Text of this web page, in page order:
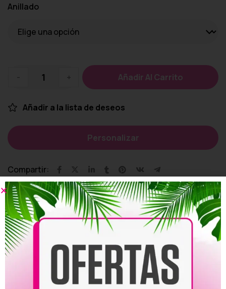
Anillado
- + Añadir Al Carrito
Añadir a la lista de deseos
Personalizar
Compartir:
Productos relacionados